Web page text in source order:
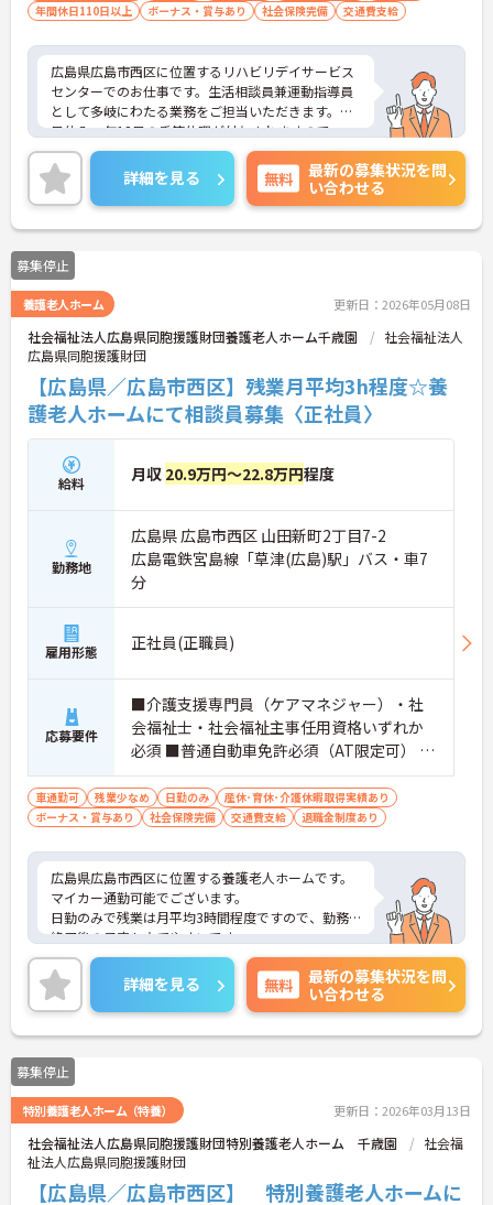
年間休日110日以上
ボーナス・賞与あり 社会保険完備 交通費支給
広島県広島市西区に位置するリハビリデイサービス
センターでのお仕事です。生活相談員兼運動指導員
として多岐にわたる業務をご担当いただきます。土
日休み、年12日の季節休暇が付与されますので、ワ
ークライフバランスを重視した働き方が叶います。
ご興味のある方には、面接対策ポイントなど、さら
に詳細をお話ししますのでお気軽にご相談くださ
い！
詳細を見る 無料
最新の募集状況を問
い合わせる
募集停止
養護老人ホーム 更新日：2026年05月08日
社会福祉法人広島県同胞援護財団養護老人ホーム千歳園
社会福祉法人
広島県同胞援護財団
【広島県／広島市西区】残業月平均3h程度☆養
護老人ホームにて相談員募集〈正社員〉
給料 月収 20.9万円～22.8万円程度
勤務地
広島県 広島市西区 山田新町2丁目7-2
広島電鉄宮島線「草津(広島)駅」バス・車7
分
雇用形態 正社員(正職員)
応募要件
■介護支援専門員（ケアマネジャー）・社
会福祉士・社会福祉主事任用資格いずれか
必須 ■普通自動車免許必須（AT限定可） ■
高齢者施設等での介護業務または相談業務
必須
車通勤可 残業少なめ 日勤のみ
産休･育休･介護休暇取得実績あり
ボーナス・賞与あり
社会保険完備 交通費支給 退職金制度あり
広島県広島市西区に位置する養護老人ホームです。
マイカー通勤可能でございます。
日勤のみで残業は月平均3時間程度ですので、勤務
終了後の予定も立てやすいです。
昇給や賞与制度があり頑張りが評価されてしっかり
と職員に還元されます。
ご興味のある方には、面接対策ポイントなど、さら
に詳細をお話しいたしますのでお気軽にご相談くだ
さい！
詳細を見る 無料
最新の募集状況を問
い合わせる
募集停止
特別養護老人ホーム（特養） 更新日：2026年03月13日
社会福祉法人広島県同胞援護財団特別養護老人ホーム 千歳園
社会福
祉法人広島県同胞援護財団
【広島県／広島市西区】 特別養護老人ホームに